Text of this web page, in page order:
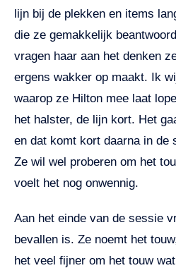
lijn bij de plekken en items
die ze gemakkelijk
vragen haar aan het denken
ergens wakker op maakt. Ik
waarop ze Hilton mee laat
het halster, de lijn kort. Het
en dat komt kort daarna in de
Ze wil wel proberen om het
voelt het nog onwennig.
Aan het einde van de sessie
bevallen is. Ze noemt het
het veel fijner om het touw